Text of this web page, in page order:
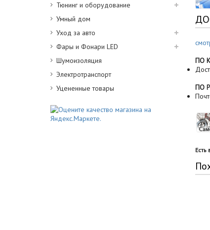
Тюнинг и оборудование
Умный дом
Уход за авто
Фары и Фонари LED
Шумоизоляция
Электротранспорт
Уцененные товары
ПО
ПО